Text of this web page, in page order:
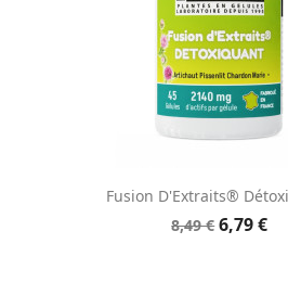
Aperçu
Fusion D'Extraits®
8,49 € 6,79 €